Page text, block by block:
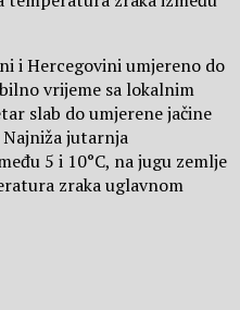
i Hercegovini umjereno do
vrijeme sa lokalnim
slab do umjerene jačine
jutarnja
5 i 10°C, na jugu zemlje
zraka uglavnom